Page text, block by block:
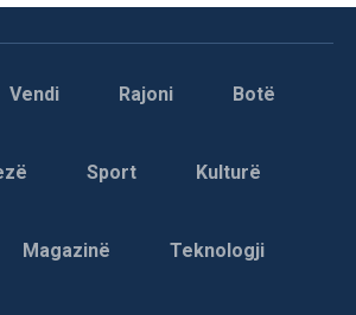
Vendi Rajoni Botë
Sport Kulturë
Magazinë Teknologji